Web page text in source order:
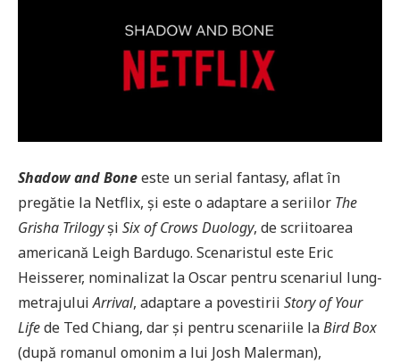
Shadow and Boneeste un serial fantasy, aflat în
pregătie la Netflix, și este o adaptare a seriilor The
Grisha Trilogyși Six of Crows Duology, de scriitoarea
americană Leigh Bardugo. Scenaristul este Eric
Heisserer, nominalizat la Oscar pentru scenariul lung-
metrajuluiArrival, adaptare a povestirii Story of Your
Lifede Ted Chiang, dar și pentru scenariile laBird Box
(după romanul omonim a lui Josh Malerman),